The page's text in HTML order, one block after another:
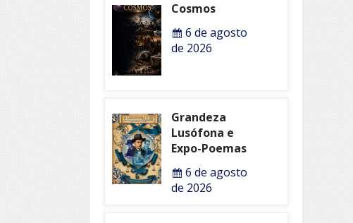
Cosmos
6 de agosto
de 2026
Grandeza
Lusófona e
Expo-Poemas
6 de agosto
de 2026